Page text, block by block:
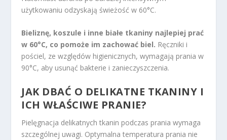
użytkowaniu odzyskają świeżość w 60°C.
Bieliznę, koszule i inne białe tkaniny najlepiej prać
w 60°C, co pomoże im zachować biel. Ręczniki i
pościel, ze względów higienicznych, wymagają prania w
90°C, aby usunąć bakterie i zanieczyszczenia.
JAK DBAĆ O DELIKATNE TKANINY I
ICH WŁAŚCIWE PRANIE?
Pielęgnacja delikatnych tkanin podczas prania wymaga
szczególnej uwagi. Optymalna temperatura prania nie